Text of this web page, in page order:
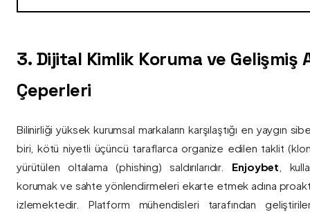
3. Dijital Kimlik Koruma ve Gelişmiş
Çeperleri
Bilinirliği yüksek kurumsal markaların karşılaştığı en yaygın
biri, kötü niyetli üçüncü taraflarca organize edilen taklit
yürütülen oltalama (phishing) saldırılarıdır. Enjoybet ,
korumak ve sahte yönlendirmeleri ekarte etmek adına
izlemektedir. Platform mühendisleri tarafından